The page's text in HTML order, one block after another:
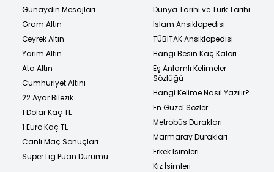
Günaydın Mesajları
Gram Altın
Çeyrek Altın
Yarım Altın
Ata Altın
Cumhuriyet Altını
22 Ayar Bilezik
1 Dolar Kaç TL
1 Euro Kaç TL
Canlı Maç Sonuçları
Süper Lig Puan Durumu
Dünya Tarihi ve Türk Tarihi
İslam Ansiklopedisi
TÜBİTAK Ansiklopedisi
Hangi Besin Kaç Kalori
Eş Anlamlı Kelimeler
Sözlüğü
Hangi Kelime Nasıl Yazılır?
En Güzel Sözler
Metrobüs Durakları
Marmaray Durakları
Erkek İsimleri
Kız İsimleri